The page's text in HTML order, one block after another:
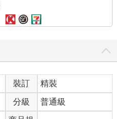
裝訂
精裝
分級 普通級